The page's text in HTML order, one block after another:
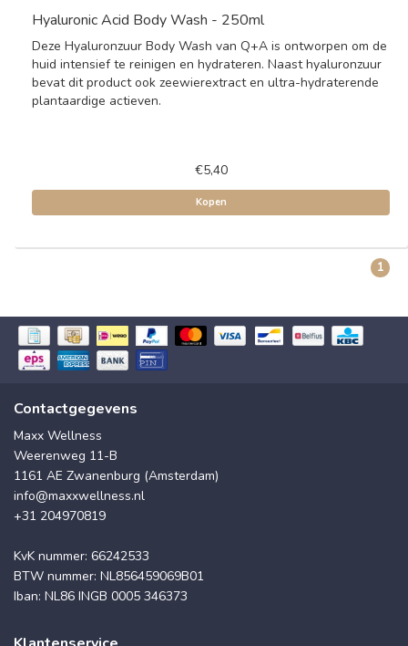
Hyaluronic Acid Body Wash - 250ml
Deze Hyaluronzuur Body Wash van Q+A is ontworpen om de
huid intensief te reinigen en hydrateren. Naast hyaluronzuur
bevat dit product ook zeewierextract en ultra-hydraterende
plantaardige actieven.
€5,40
Kopen
1
Contactgegevens
Maxx Wellness
Weerenweg 11-B
1161 AE Zwanenburg (Amsterdam)
info@maxxwellness.nl
+31 204970819
KvK nummer: 66242533
BTW nummer: NL856459069B01
Iban: NL86 INGB 0005 346373